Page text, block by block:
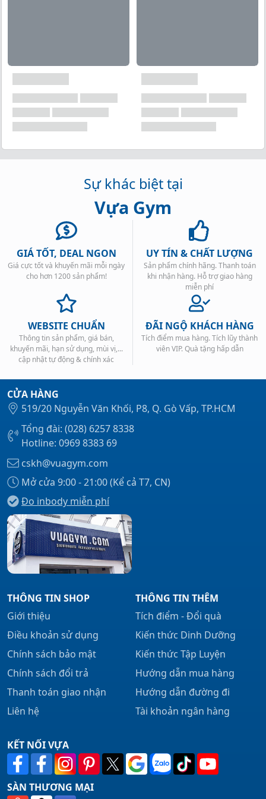
Sự khác biệt tại
Vựa Gym
GIÁ TỐT, DEAL NGON
Giá cực tốt và khuyến mãi mỗi ngày
cho hơn 1200 sản phẩm!
UY TÍN & CHẤT LƯỢNG
Sản phẩm chính hãng. Thanh toán
khi nhận hàng. Hỗ trợ giao hàng
miễn phí
WEBSITE CHUẨN
Thông tin sản phẩm, giá bán,
khuyến mãi, hạn sử dụng, mùi vị,...
cập nhật tự động & chính xác
ĐÃI NGỘ KHÁCH HÀNG
Tích điểm mua hàng. Tích lũy thành
viên VIP. Quà tặng hấp dẫn
CỬA HÀNG
519/20 Nguyễn Văn Khối, P8, Q. Gò Vấp, TP.HCM
Tổng đài: (028) 6257 8338
Hotline: 0969 8383 69
cskh@vuagym.com
Mở cửa 9:00 - 21:00 (Kể cả T7, CN)
Đo inbody miễn phí
THÔNG TIN SHOP
Giới thiệu
Điều khoản sử dụng
Chính sách bảo mật
Chính sách đổi trả
Thanh toán giao nhận
Liên hệ
THÔNG TIN THÊM
Tích điểm - Đổi quà
Kiến thức Dinh Dưỡng
Kiến thức Tập Luyện
Hướng dẫn mua hàng
Hướng dẫn đường đi
Tài khoản ngân hàng
KẾT NỐI VỰA
SÀN THƯƠNG MẠI